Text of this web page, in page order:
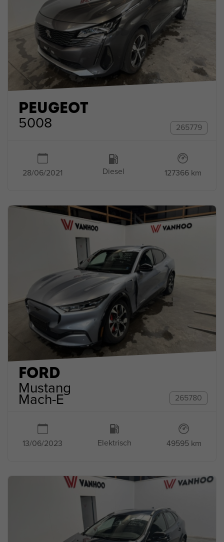
PEUGEOT
5008 265779
28/06/2021 Diesel 127366 km
FORD
Mustang
Mach-E 265780
13/06/2023 Elektrisch 49595 km